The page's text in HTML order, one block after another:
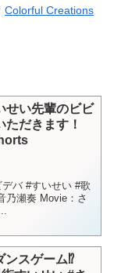
Colorful Creations
せい先輩のビビ
ただきます！
バ #すいせい #歌
乃瀬奏 Movie：さ
スゲーム⁉️